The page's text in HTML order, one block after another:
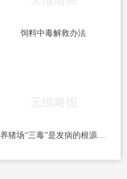
饲料中毒解救办法
养猪场“三毒”是发病的根源！搞好防治很重要！